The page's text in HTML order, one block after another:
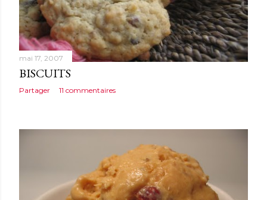
mai 17, 2007
BISCUITS
Partager 11 commentaires